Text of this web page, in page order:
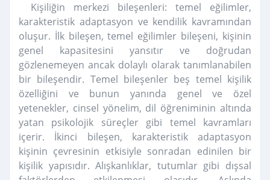
Kişiliğin merkezi bileşenleri: temel eğilimler,
karakteristik adaptasyon ve kendilik kavramından
oluşur. İlk bileşen, temel eğilimler bileşeni, kişinin
genel kapasitesini yansıtır ve doğrudan
gözlenemeyen ancak dolaylı olarak tanımlanabilen
bir bileşendir. Temel bileşenler beş temel kişilik
özelliğini ve bunun yanında genel ve özel
yetenekler, cinsel yönelim, dil öğreniminin altında
yatan psikolojik süreçler gibi temel kavramları
içerir. İkinci bileşen, karakteristik adaptasyon
kişinin çevresinin etkisiyle sonradan edinilen bir
kişilik yapısıdır. Alışkanlıklar, tutumlar gibi dışsal